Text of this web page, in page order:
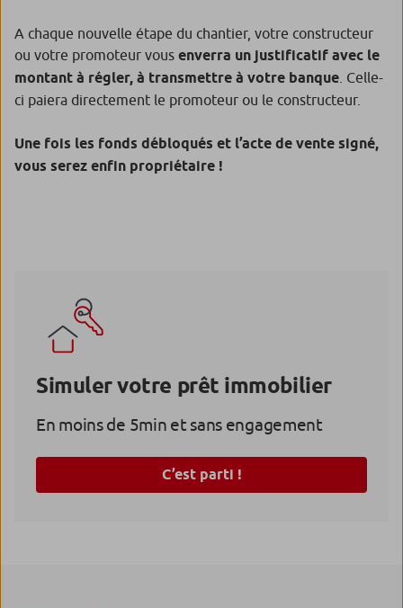
A chaque nouvelle étape du chantier, votre constructeur
ou votre promoteur vous enverra un justificatif avec le
montant à régler, à transmettre à votre banque . Celle-
ci paiera directement le promoteur ou le constructeur.
Une fois les fonds débloqués et l’acte de vente signé,
vous serez enfin propriétaire !
Simuler votre prêt immobilier
En moins de 5min et sans engagement
C’est parti !